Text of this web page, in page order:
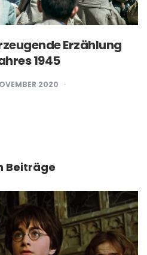
Erzählung
1945
2020
Beiträge